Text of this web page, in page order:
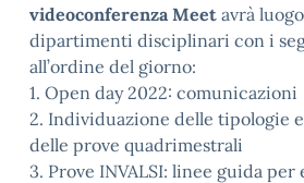
videoconferenza Meet avrà
dipartimenti disciplinari con i
all’ordine del giorno:
1. Open day 2022: comunicazioni
2. Individuazione delle tipologie
delle prove quadrimestrali
3. Prove INVALSI: linee guida